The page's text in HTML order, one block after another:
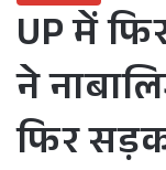
UP में
ने
फिर